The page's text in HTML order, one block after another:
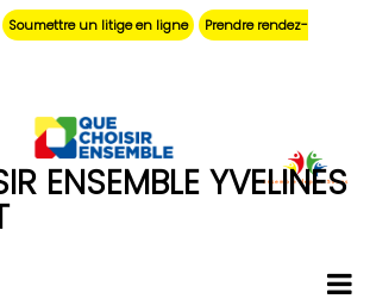
Soumettre un litige en ligne
Prendre rendez-
ENSEMBLE YVELINES